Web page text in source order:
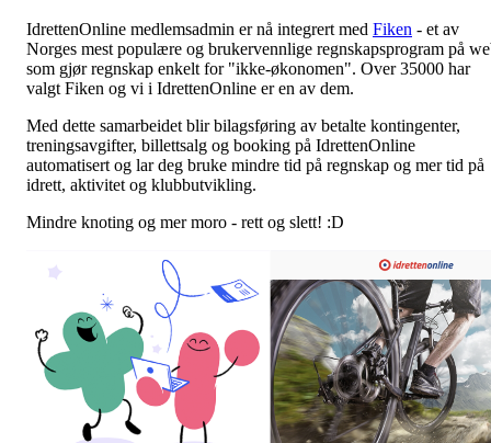
IdrettenOnline medlemsadmin er nå integrert med Fiken - et av
Norges mest populære og brukervennlige regnskapsprogram på
som gjør regnskap enkelt for "ikke-økonomen". Over 35000 har
valgt Fiken og vi i IdrettenOnline er en av dem.
Med dette samarbeidet blir bilagsføring av betalte kontingenter,
treningsavgifter, billettsalg og booking på IdrettenOnline
automatisert og lar deg bruke mindre tid på regnskap og mer tid på
idrett, aktivitet og klubbutvikling.
Mindre knoting og mer moro - rett og slett! :D